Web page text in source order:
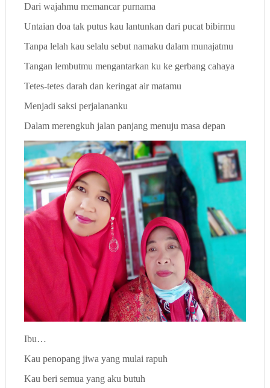
Dari wajahmu memancar purnama
Untaian doa tak putus kau lantunkan dari pucat bibirmu
Tanpa lelah kau selalu sebut namaku dalam munajatmu
Tangan lembutmu mengantarkan ku ke gerbang cahaya
Tetes-tetes darah dan keringat air matamu
Menjadi saksi perjalananku
Dalam merengkuh jalan panjang menuju masa depan
Ibu…
Kau penopang jiwa yang mulai rapuh
Kau beri semua yang aku butuh